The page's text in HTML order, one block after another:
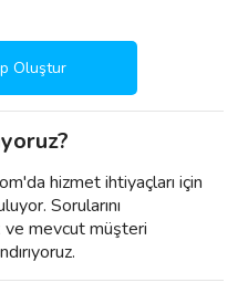
Oluştur
hizmet ihtiyaçları için
Sorularını
mevcut müşteri